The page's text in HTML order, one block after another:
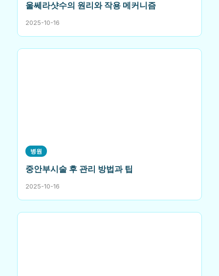
울쎄라샷수의 원리와 작용 메커니즘
2025-10-16
병원
중안부시술 후 관리 방법과 팁
2025-10-16